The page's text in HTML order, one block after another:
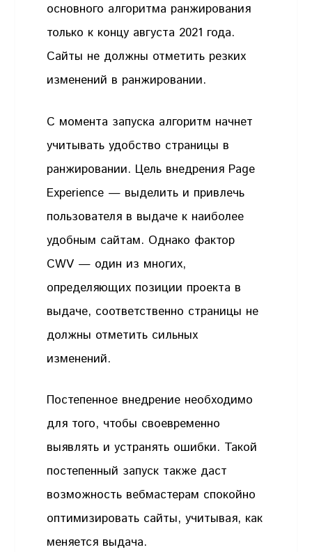
основного алгоритма ранжирования
только к концу августа 2021 года.
Сайты не должны отметить резких
изменений в ранжировании.
С момента запуска алгоритм начнет
учитывать удобство страницы в
ранжировании. Цель внедрения Page
Experience — выделить и привлечь
пользователя в выдаче к наиболее
удобным сайтам. Однако фактор
CWV — один из многих,
определяющих позиции проекта в
выдаче, соответственно страницы не
должны отметить сильных
изменений.
Постепенное внедрение необходимо
для того, чтобы своевременно
выявлять и устранять ошибки. Такой
постепенный запуск также даст
возможность вебмастерам спокойно
оптимизировать сайты, учитывая, как
меняется выдача.